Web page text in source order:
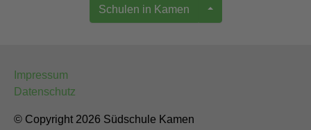
Schulen in Kamen
Impressum
Datenschutz
© Copyright 2026 Südschule Kamen